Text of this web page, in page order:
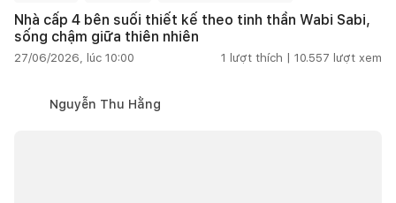
Nhà cấp 4 bên suối thiết kế theo tinh thần Wabi Sabi,
sống chậm giữa thiên nhiên
27/06/2026, lúc 10:00 1 lượt thích | 10.557 lượt xem
Nguyễn Thu Hằng